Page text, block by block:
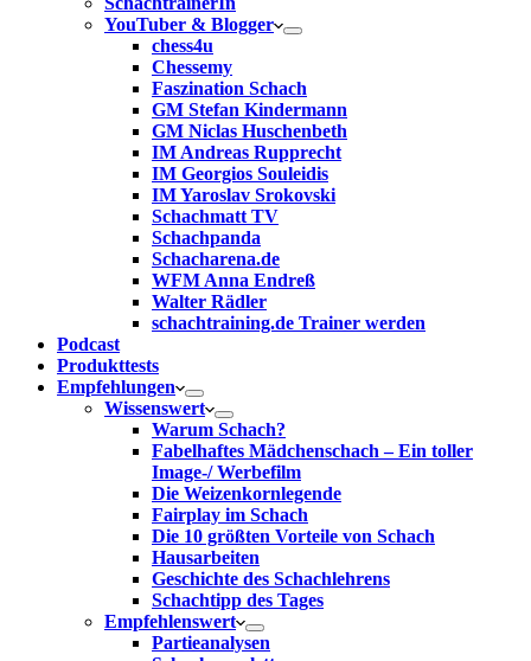
YouTuber & Blogger
chess4u
Chessemy
Faszination Schach
GM Stefan Kindermann
GM Niclas Huschenbeth
IM Andreas Rupprecht
IM Georgios Souleidis
IM Yaroslav Srokovski
Schachmatt TV
Schachpanda
Schacharena.de
WFM Anna Endreß
Walter Rädler
schachtraining.de Trainer werden
Podcast
Produkttests
Empfehlungen
Wissenswert
Warum Schach?
Fabelhaftes Mädchenschach – Ein toller
Image-/ Werbefilm
Die Weizenkornlegende
Fairplay im Schach
Die 10 größten Vorteile von Schach‎
Hausarbeiten
Geschichte des Schachlehrens
Schachtipp des Tages
Empfehlenswert
Partieanalysen